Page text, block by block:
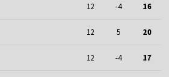
12 -4 16
12 5 20
12 -4 17